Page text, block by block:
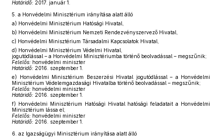
Határidő: 2017. január 1.
5. a Honvédelmi Minisztérium irányítása alatt álló
a) Honvédelmi Minisztérium Hatósági Hivatal,
b) Honvédelmi Minisztérium Nemzeti Rendezvényszervező Hivatal,
c) Honvédelmi Minisztérium Társadalmi Kapcsolatok Hivatal,
d) Honvédelmi Minisztérium Védelmi Hivatal,
jogutódlással – a Honvédelmi Minisztériumba történő beolvadással – megszűnik;
Felelős: honvédelmi miniszter
Határidő: 2016. szeptember 1.
e) Honvédelmi Minisztérium Beszerzési Hivatal jogutódlással – a Honvédelmi
Minisztérium Védelemgazdasági Hivatalba történő beolvadással – megszűnik;
Felelős: honvédelmi miniszter
Határidő: 2016. szeptember 1.
f) Honvédelmi Minisztérium Hatósági Hivatal hatósági feladatait a Honvédelmi
Minisztérium lássa el;
Felelős: honvédelmi miniszter
Határidő: 2016. szeptember 1.
6. az Igazságügyi Minisztérium irányítása alatt álló